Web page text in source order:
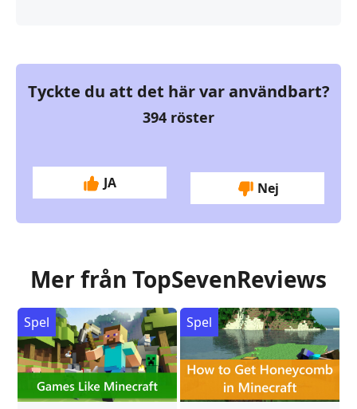
Tyckte du att det här var användbart?
394 röster
JA Nej
Mer från TopSevenReviews
Spel Spel